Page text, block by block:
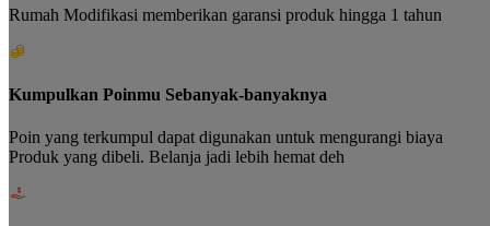
Rumah Modifikasi memberikan garansi produk hingga 1 tahun
Kumpulkan Poinmu Sebanyak-banyaknya
Poin yang terkumpul dapat digunakan untuk mengurangi biaya
Produk yang dibeli. Belanja jadi lebih hemat deh